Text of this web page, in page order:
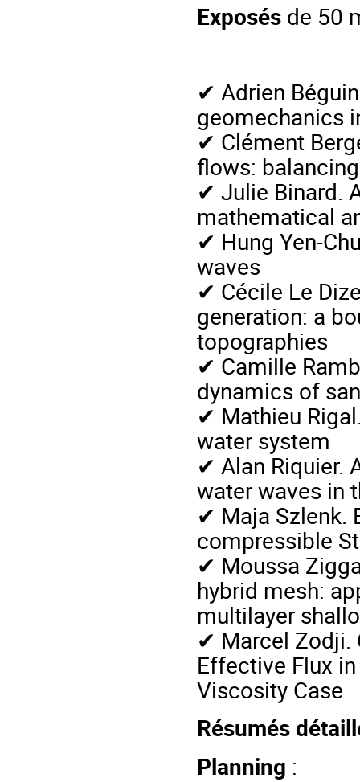
Exposés de 50
✔ Adrien
geomechanics
✔ Clément
flows:
✔ Julie Binard.
mathematical
✔ Hung Yen-
waves
✔ Cécile Le
generation: a
topographies
✔ Camille
dynamics of
✔ Mathieu
water system
✔ Alan Riquier.
water waves in
✔ Maja Szlenk.
compressible
✔ Moussa
hybrid mesh:
multilayer
✔ Marcel Zodji.
Effective Flux
Viscosity Case
Résumés
Planning :